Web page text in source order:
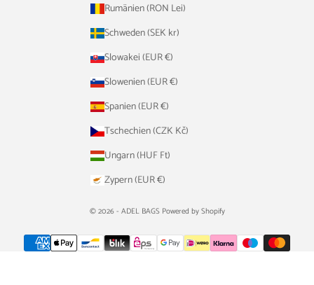
Rumänien (RON Lei)
Schweden (SEK kr)
Slowakei (EUR €)
Slowenien (EUR €)
Spanien (EUR €)
Tschechien (CZK Kč)
Ungarn (HUF Ft)
Zypern (EUR €)
© 2026 - ADEL BAGS Powered by Shopify